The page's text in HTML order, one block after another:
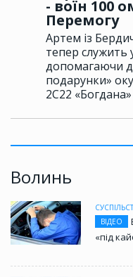
- воїн 100
Перемогу
Артем із
тепер служить
допомагаючи
подарунки»
2С22 «Богдана»
Волинь
ВІДЕО
«під